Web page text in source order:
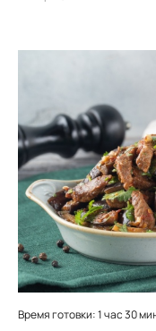
Время готовки: 1 час 30